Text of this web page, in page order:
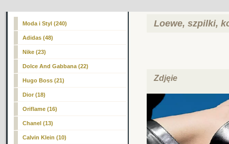
Moda i Styl (240)
Adidas (48)
Nike (23)
Dolce And Gabbana (22)
Hugo Boss (21)
Dior (18)
Oriflame (16)
Chanel (13)
Calvin Klein (10)
Loewe, szpilki,
Zdjęie